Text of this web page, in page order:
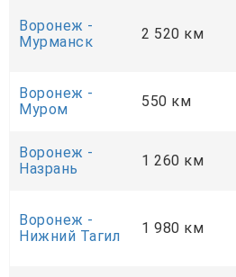
Воронеж -
Мурманск
2 520 км
Воронеж -
Муром
550 км
Воронеж -
Назрань
1 260 км
Воронеж -
Нижний Тагил
1 980 км